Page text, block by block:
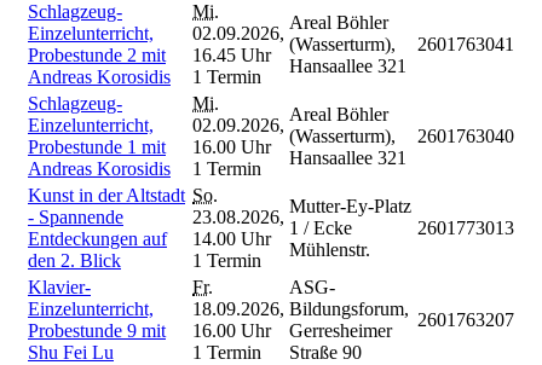
Schlagzeug-
Einzelunterricht,
Probestunde 2 mit
Andreas Korosidis
Mi.
02.09.2026,
16.45 Uhr
1 Termin
Areal Böhler
(Wasserturm),
Hansaallee 321
2601763041
Schlagzeug-
Einzelunterricht,
Probestunde 1 mit
Andreas Korosidis
Mi.
02.09.2026,
16.00 Uhr
1 Termin
Areal Böhler
(Wasserturm),
Hansaallee 321
2601763040
Kunst in der Altstadt
- Spannende
Entdeckungen auf
den 2. Blick
So.
23.08.2026,
14.00 Uhr
1 Termin
Mutter-Ey-Platz
1 / Ecke
Mühlenstr.
2601773013
Klavier-
Einzelunterricht,
Probestunde 9 mit
Shu Fei Lu
Fr.
18.09.2026,
16.00 Uhr
1 Termin
ASG-
Bildungsforum,
Gerresheimer
Straße 90
2601763207